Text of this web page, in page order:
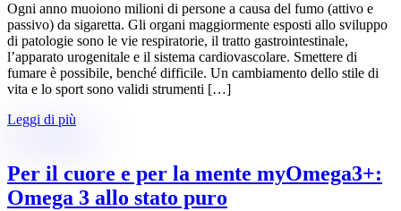
Ogni anno muoiono milioni di persone a causa del fumo (attivo e
passivo) da sigaretta. Gli organi maggiormente esposti allo sviluppo
di patologie sono le vie respiratorie, il tratto gastrointestinale,
l’apparato urogenitale e il sistema cardiovascolare. Smettere di
fumare è possibile, benché difficile. Un cambiamento dello stile di
vita e lo sport sono validi strumenti […]
Leggi di più
Per il cuore e per la mente myOmega3+:
Omega 3 allo stato puro